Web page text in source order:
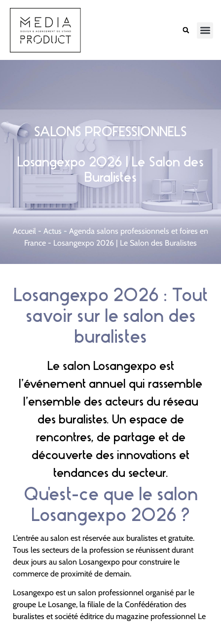
SALONS PROFESSIONNELS
Losangexpo 2026 | Le Salon des
Buralistes
Accueil - Actus - Agenda salons professionnels et foires en
France - Losangexpo 2026 | Le Salon des Buralistes
Losangexpo 2026 : Tout
savoir sur le salon des
buralistes
Le salon Losangexpo est
l’événement annuel qui rassemble
l’ensemble des acteurs du réseau
des buralistes. Un espace de
rencontres, de partage et de
découverte des innovations et
tendances du secteur.
Qu'est-ce que le salon
Losangexpo 2026 ?
L’entrée au salon est réservée aux buralistes et gratuite.
Tous les secteurs de la profession se réunissent durant
deux jours au salon Losangexpo pour construire le
commerce de proximité de demain.
Losangexpo est un salon professionnel organisé par le
groupe Le Losange, la filiale de la Confédération des
buralistes et société éditrice du magazine professionnel Le